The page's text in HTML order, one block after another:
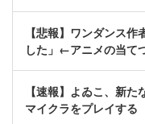
【悲報】ワンダンス
した」←アニメの当て
【速報】よゐこ、新
マイクラをプレイする